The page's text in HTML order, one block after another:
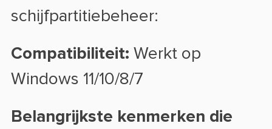
schijfpartitiebeheer:
Compatibiliteit: Werkt op
Windows 11/10/8/7
Belangrijkste kenmerken die